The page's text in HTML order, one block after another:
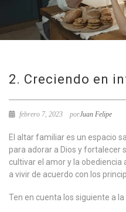
2. Creciendo en
febrero 7, 2023 porJuan Felipe
El altar familiar es un espacio
para adorar a Dios y fortalecer
cultivar el amor y la obediencia
a vivir de acuerdo con los
Ten en cuenta los siguiente a